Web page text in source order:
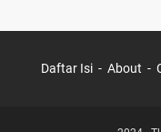
Daftar Isi About